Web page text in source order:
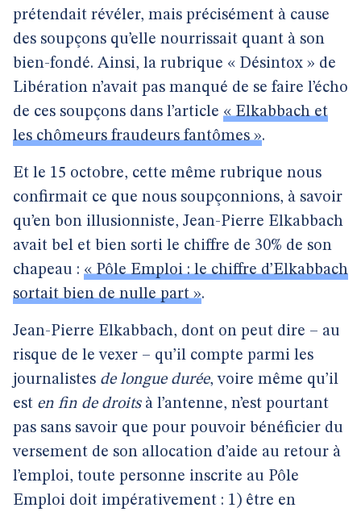
prétendait révéler, mais précisément à cause
des soupçons qu’elle nourrissait quant à son
bien-fondé. Ainsi, la rubrique « Désintox » de
Libération n’avait pas manqué de se faire l’écho
de ces soupçons dans l’article « Elkabbach et
les chômeurs fraudeurs fantômes ».
Et le 15 octobre, cette même rubrique nous
confirmait ce que nous soupçonnions, à savoir
qu’en bon illusionniste, Jean-Pierre Elkabbach
avait bel et bien sorti le chiffre de 30% de son
chapeau : « Pôle Emploi : le chiffre d’Elkabbach
sortait bien de nulle part ».
Jean-Pierre Elkabbach, dont on peut dire – au
risque de le vexer – qu’il compte parmi les
journalistes de longue durée, voire même qu’il
est en fin de droitsà l’antenne, n’est pourtant
pas sans savoir que pour pouvoir bénéficier du
versement de son allocation d’aide au retour à
l’emploi, toute personne inscrite au Pôle
Emploi doit impérativement : 1) être en